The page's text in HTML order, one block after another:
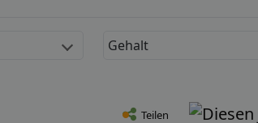
Gehalt
Teilen